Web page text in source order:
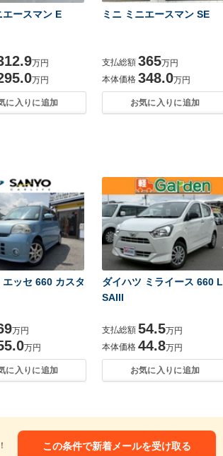
エースマン E
万円
万円
に入りに追加
ミニ ミニエースマン SE
支払総額 365万円
本体価格 348.0万円
お気に入りに追加
エッセ 660 カスタ
万円
万円
に入りに追加
ダイハツ ミライース 660 L
SAIII
支払総額 54.5万円
本体価格 44.8万円
お気に入りに追加
この条件で新着メールを受け取る